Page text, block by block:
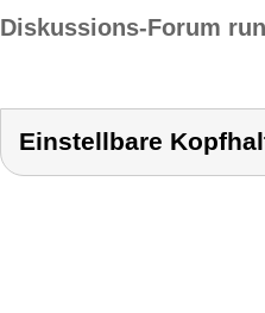
Diskussions-Forum
Einstellbare